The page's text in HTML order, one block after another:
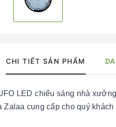
CHI TIẾT SẢN PHẨM
LED chiếu sáng nhà
Zalaa cung cấp cho quý